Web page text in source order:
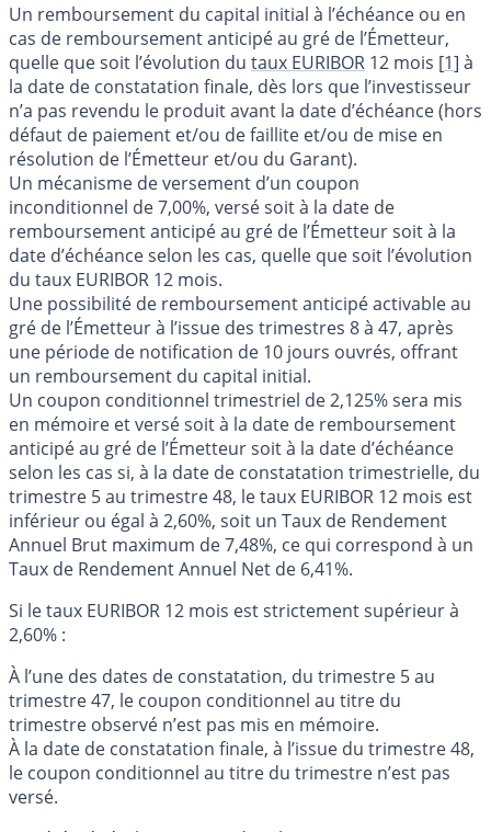
Un remboursement du capital initial à l’échéance ou en
cas de remboursement anticipé au gré de l’Émetteur,
quelle que soit l’évolution du taux EURIBOR 12 mois [1] à
la date de constatation finale, dès lors que l’investisseur
n’a pas revendu le produit avant la date d’échéance (hors
défaut de paiement et/ou de faillite et/ou de mise en
résolution de l’Émetteur et/ou du Garant).
Un mécanisme de versement d’un coupon
inconditionnel de 7,00%, versé soit à la date de
remboursement anticipé au gré de l’Émetteur soit à la
date d’échéance selon les cas, quelle que soit l’évolution
du taux EURIBOR 12 mois.
Une possibilité de remboursement anticipé activable au
gré de l’Émetteur à l’issue des trimestres 8 à 47, après
une période de notification de 10 jours ouvrés, offrant
un remboursement du capital initial.
Un coupon conditionnel trimestriel de 2,125% sera mis
en mémoire et versé soit à la date de remboursement
anticipé au gré de l’Émetteur soit à la date d’échéance
selon les cas si, à la date de constatation trimestrielle, du
trimestre 5 au trimestre 48, le taux EURIBOR 12 mois est
inférieur ou égal à 2,60%, soit un Taux de Rendement
Annuel Brut maximum de 7,48%, ce qui correspond à un
Taux de Rendement Annuel Net de 6,41%.
Si le taux EURIBOR 12 mois est strictement supérieur à
2,60% :
À l’une des dates de constatation, du trimestre 5 au
trimestre 47, le coupon conditionnel au titre du
trimestre observé n’est pas mis en mémoire.
À la date de constatation finale, à l’issue du trimestre 48,
le coupon conditionnel au titre du trimestre n’est pas
versé.